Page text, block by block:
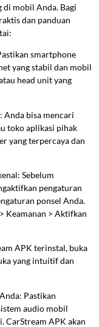
mobil Anda. Bagi
dan panduan
smartphone
yang stabil dan mobil
head unit yang
Anda bisa mencari
toko aplikasi pihak
yang terpercaya dan
Sebelum
pengaturan
ponsel Anda.
Keamanan > Aktifkan
APK terinstal, buka
yang intuitif dan
Pastikan
audio mobil
CarStream APK akan